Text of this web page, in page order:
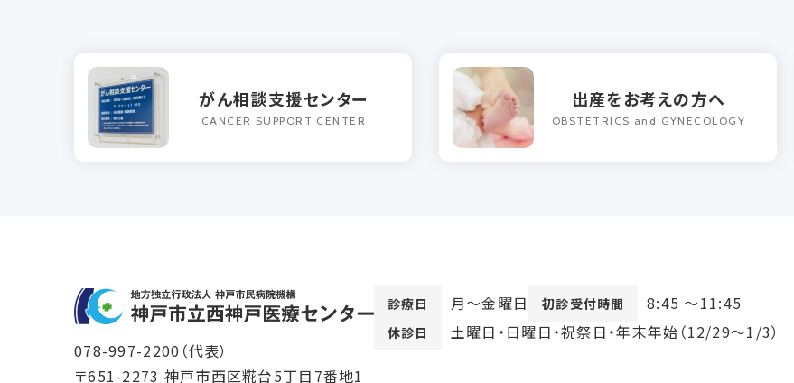
がん相談支援センター
CANCER SUPPORT CENTER
出産をお考えの方へ
OBSTETRICS and GYNECOLOGY
078-997-2200 （代表）
〒651-2273 神戸市西区糀台5丁目7番地1
診療日 月〜金曜日 初診受付時間 8:45 ～11:45
休診日 土曜日・日曜日・祝祭日 ・年末年始（12/29〜1/3）